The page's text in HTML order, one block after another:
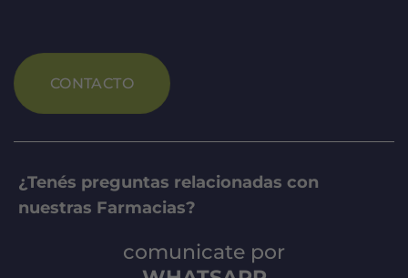
CONTACTO
¿Tenés preguntas relacionadas con
nuestras Farmacias?
comunicate por